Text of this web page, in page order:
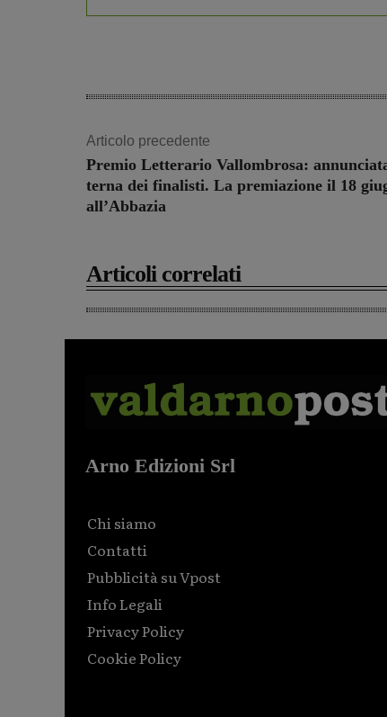
Articolo precedente
Premio Letterario Vallombrosa:
terna dei finalisti. La premiazione il 18
all’Abbazia
Articoli correlati
Arno Edizioni Srl
Chi siamo
Contatti
Pubblicità su Vpost
Info Legali
Privacy Policy
Cookie Policy